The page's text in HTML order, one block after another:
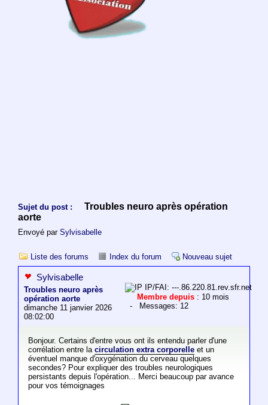
Sujet du post :
Troubles neuro après opération
aorte
Envoyé par Sylvisabelle
Liste des forums Index du forum Nouveau sujet
Sylvisabelle
Troubles neuro après
opération aorte
dimanche 11 janvier 2026
08:02:00
IP/FAI: ---.86.220.81.rev.sfr.net
Membre depuis : 10 mois
- Messages: 12
Bonjour. Certains d'entre vous ont ils entendu parler d'une
corrélation entre la circulation extra corporelleet un
éventuel manque d'oxygénation du cerveau quelques
secondes? Pour expliquer des troubles neurologiques
persistants depuis l'opération... Merci beaucoup par avance
pour vos témoignages